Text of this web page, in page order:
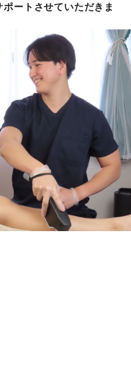
ートさせていただきま